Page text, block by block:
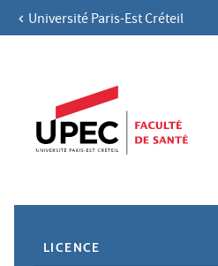
Aller au contenu
Navigation secondaire
Université Paris-Est Créteil
LICENCE